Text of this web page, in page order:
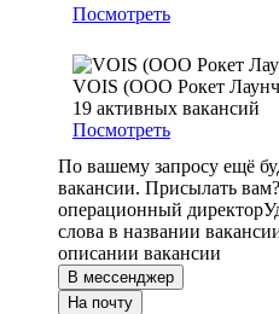
Посмотреть
VOIS (ООО Рокет
19 активных вакансий
Посмотреть
По вашему запросу ещё
вакансии. Присылать вам?
операционный директор
слова в названии
описании вакансии
В мессенджер
На почту